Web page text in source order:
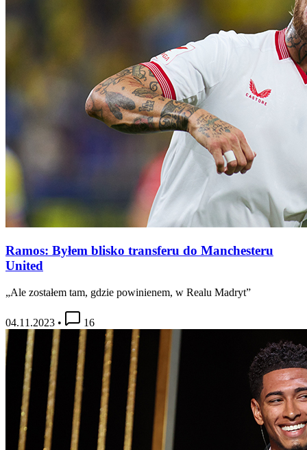
Ramos: Byłem blisko transferu do Manchesteru
United
„Ale zostałem tam, gdzie powinienem, w Realu Madryt”
04.11.2023 • 16